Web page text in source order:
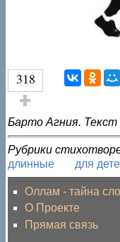
318
Голос за!
Барто Агния.
Рубрики
длинные
для
Оллам - тайна
О Проекте
Прямая связь